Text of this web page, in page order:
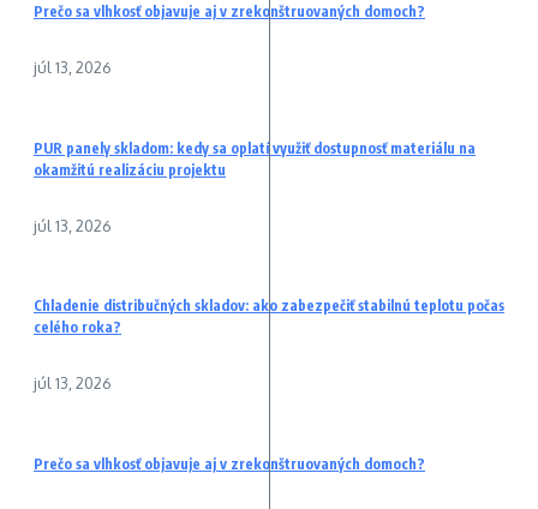
Prečo sa vlhkosť objavuje aj v zrekonštruovaných domoch?
júl 13, 2026
PUR panely skladom: kedy sa oplatí využiť dostupnosť materiálu na
okamžitú realizáciu projektu
júl 13, 2026
Chladenie distribučných skladov: ako zabezpečiť stabilnú teplotu počas
celého roka?
júl 13, 2026
Prečo sa vlhkosť objavuje aj v zrekonštruovaných domoch?